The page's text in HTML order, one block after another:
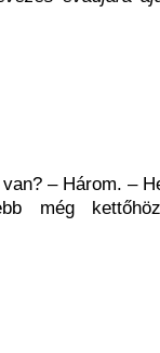
– Három. –
még